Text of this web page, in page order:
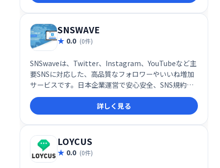
SNSWAVE
0.0 (0件)
SNSwaveは、Twitter、Instagram、YouTubeなど主
要SNSに対応した、高品質なフォロワーやいいね増加
サービスです。日本企業運営で安心安全、SNS規約を
遵守しているのでアカウント凍結の心配もありませ
ん。ワンクリックで簡単に注文でき、自然なフォロワ
ーを増やし、アカウントのエンゲージメントを高めら
れます。人気No.1サービスで、集客アップを目指しま
しょう！
詳しく見る
LOYCUS
0.0 (0件)